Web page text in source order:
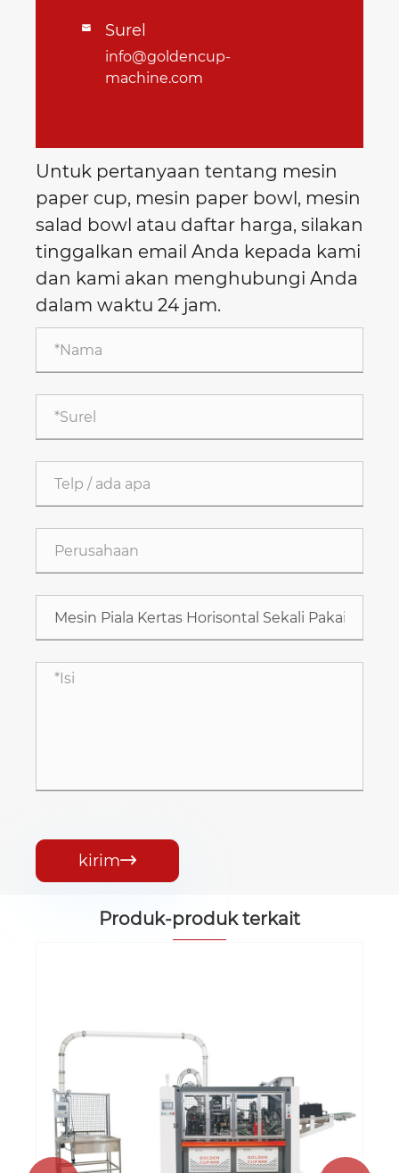
 Surel
info@goldencup-
machine.com
Untuk pertanyaan tentang mesin
paper cup, mesin paper bowl, mesin
salad bowl atau daftar harga, silakan
tinggalkan email Anda kepada kami
dan kami akan menghubungi Anda
dalam waktu 24 jam.
kirim
Produk-produk terkait
Lihat Lebih Banyak >>